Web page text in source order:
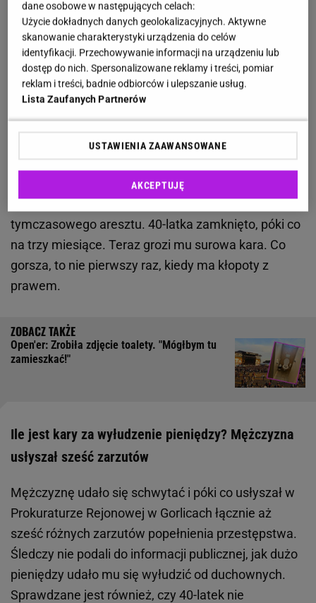
mężczyzna proszący księży o wsparcie finansowe.
Mówił, że nie stać go na wyprawienie pogrzebu dla
swojego dziecka i w związku z tym potrzebuje
konkretnej sumy. Kapłani nie szczędzili oszustowi
wsparcia, jednak prędzej czy później jako kłamstwa
wyszły na jaw.Złodziej został złapanyi
doprowadzony do Prokuratury Rejonowej w
Gorlicach, która z kolei skierowała do miejscowego
Sądu Rejonowego z wnioskiem o
zastosowanie środków zapobiegawczych w postaci
tymczasowego aresztu. 40-latka zamknięto, póki co
na trzy miesiące. Teraz grozi mu surowa kara. Co
gorsza, to nie pierwszy raz, kiedy ma kłopoty z
prawem.
Open'er: Zrobiła zdjęcie toalety. "Mógłbym tu
zamieszkać!"
Ile jest kary za wyłudzenie pieniędzy? Mężczyzna
usłyszał sześć zarzutów
Mężczyznę udało się schwytać i póki co usłyszał w
Prokuraturze Rejonowej w Gorlicach łącznie aż
sześć różnych zarzutów popełnienia przestępstwa.
Śledczy nie podali do informacji publicznej, jak dużo
pieniędzy udało mu się wyłudzić od duchownych.
Sprawdzane jest również, czy 40-latek nie
dane osobowe w następujących celach:
Użycie dokładnych danych geolokalizacyjnych. Aktywne
skanowanie charakterystyki urządzenia do celów
identyfikacji. Przechowywanie informacji na urządzeniu lub
dostęp do nich. Spersonalizowane reklamy i treści, pomiar
reklam i treści, badnie odbiorców i ulepszanie usług.
Lista Zaufanych Partnerów
USTAWIENIA ZAAWANSOWANE
AKCEPTUJĘ